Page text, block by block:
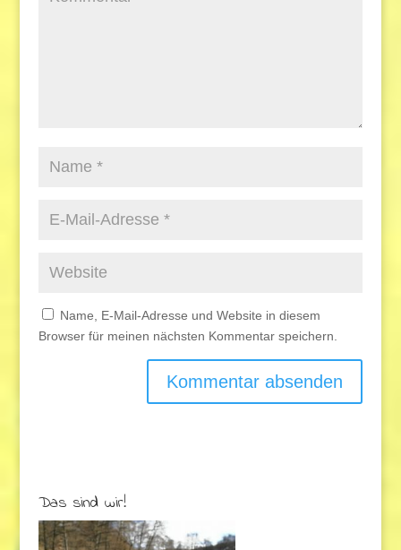
Name, E-Mail-Adresse und Website in diesem
Browser für meinen nächsten Kommentar speichern.
Das sind wir!